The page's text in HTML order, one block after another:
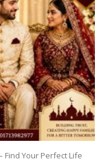
Find Your Perfect Life